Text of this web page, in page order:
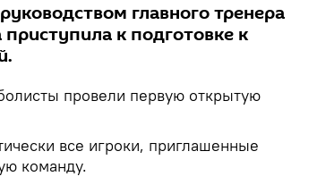
главного тренера
к подготовке к
провели первую открытую
все игроки, приглашенные
команду.